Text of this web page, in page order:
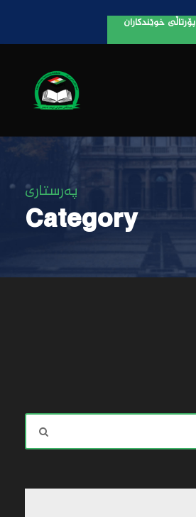
پۆرتاڵی خوێندکاران
پەرستاری
Category